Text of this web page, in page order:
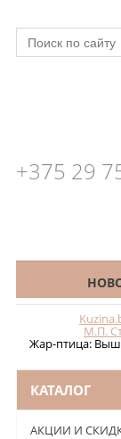
+375 29
КАТАЛОГ
М.П.
Жар-птица:
КАТАЛОГ
АКЦИИ И